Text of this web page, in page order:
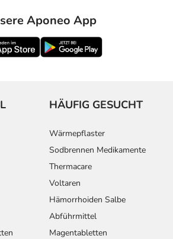
Aponeo App
HÄUFIG GESUCHT
Wärmepflaster
Sodbrennen Medikamente
Thermacare
Voltaren
Hämorrhoiden Salbe
Abführmittel
Magentabletten